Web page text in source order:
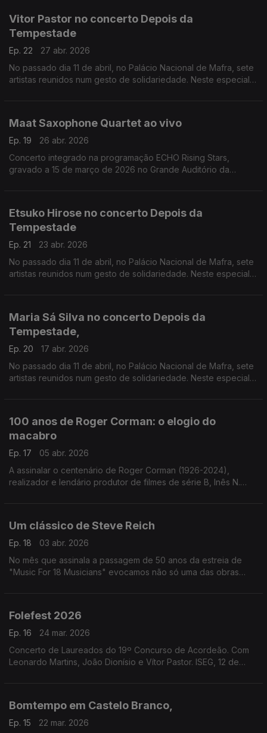
Vitor Pastor no concerto Depois da
Tempestade
Ep. 22
27 abr. 2026
No passado dia 11 de abril, no Palácio Nacional de Mafra, sete
artistas reunidos num gesto de solidariedade. Neste especial
Maat Saxophone Quartet ao vivo
Ep. 19
26 abr. 2026
Concerto integrado na programação ECHO Rising Stars,
gravado a 15 de março de 2026 no Grande Auditório da
Etsuko Hirose no concerto Depois da
Tempestade
Ep. 21
23 abr. 2026
No passado dia 11 de abril, no Palácio Nacional de Mafra, sete
artistas reunidos num gesto de solidariedade. Neste especial
Maria Sá Silva no concerto Depois da
Tempestade,
Ep. 20
17 abr. 2026
No passado dia 11 de abril, no Palácio Nacional de Mafra, sete
artistas reunidos num gesto de solidariedade. Neste especial
100 anos de Roger Corman: o elogio do
macabro
Ep. 17
05 abr. 2026
A assinalar o centenário de Roger Corman (1926-2024),
realizador e lendário produtor de filmes de série B, Inês N.
Um clássico de Steve Reich
Ep. 18
03 abr. 2026
No mês que assinala a passagem de 50 anos da estreia de
"Music For 18 Musicians" evocamos não só uma das obras
Folefest 2026
Ep. 16
24 mar. 2026
Concerto de Laureados do 19º Concurso de Acordeão. Com
Leonardo Martins, João Dionísio e Vítor Pastor. ISEG, 12 de
Bomtempo em Castelo Branco,
Ep. 15
22 mar. 2026